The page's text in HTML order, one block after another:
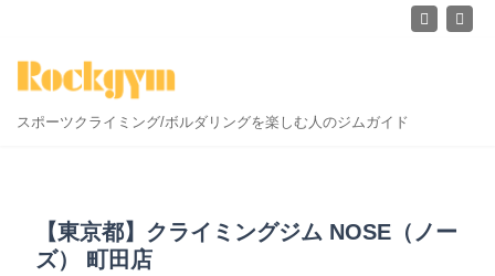
スポーツクライミング/ボルダリングを楽しむ人のジムガイド
【東京都】クライミングジム NOSE（ノー
ズ） 町田店